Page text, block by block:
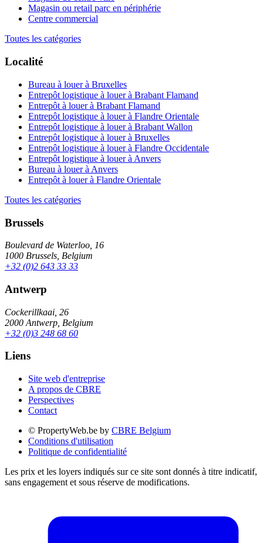
Magasin ou retail parc en périphérie
Centre commercial
Toutes les catégories
Localité
Bureau à louer à Bruxelles
Entrepôt logistique à louer à Brabant Flamand
Entrepôt à louer à Brabant Flamand
Entrepôt logistique à louer à Flandre Orientale
Entrepôt logistique à louer à Brabant Wallon
Entrepôt logistique à louer à Bruxelles
Entrepôt logistique à louer à Flandre Occidentale
Entrepôt logistique à louer à Anvers
Bureau à louer à Anvers
Entrepôt à louer à Flandre Orientale
Toutes les catégories
Brussels
Boulevard de Waterloo, 16
1000 Brussels, Belgium
+32 (0)2 643 33 33
Antwerp
Cockerillkaai, 26
2000 Antwerp, Belgium
+32 (0)3 248 68 60
Liens
Site web d'entreprise
A propos de CBRE
Perspectives
Contact
© PropertyWeb.be by CBRE Belgium
Conditions d'utilisation
Politique de confidentialité
Les prix et les loyers indiqués sur ce site sont donnés à titre indicatif,
sans engagement et sous réserve de modifications.